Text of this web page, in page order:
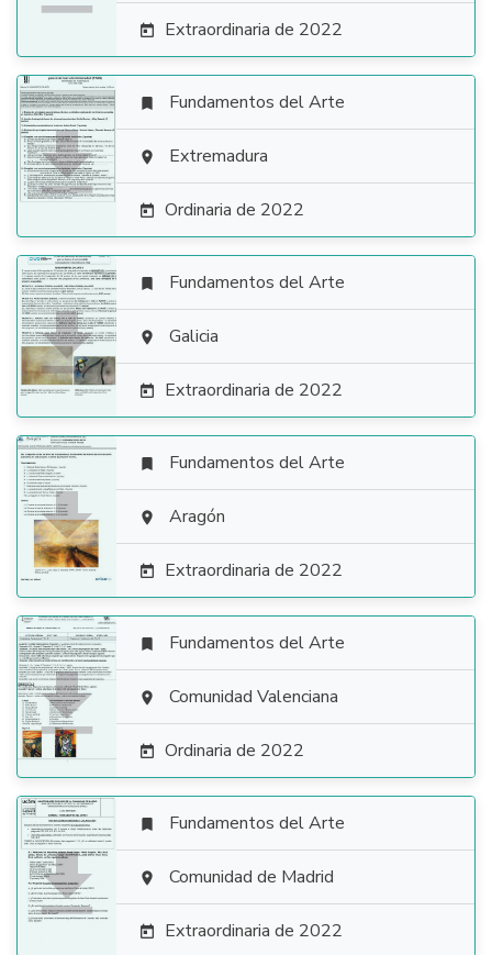
 Extraordinaria de 2022

 Fundamentos del Arte
 Extremadura
 Ordinaria de 2022

 Fundamentos del Arte
 Galicia
 Extraordinaria de 2022

 Fundamentos del Arte
 Aragón
 Extraordinaria de 2022

 Fundamentos del Arte
 Comunidad Valenciana
 Ordinaria de 2022

 Fundamentos del Arte
 Comunidad de Madrid
 Extraordinaria de 2022